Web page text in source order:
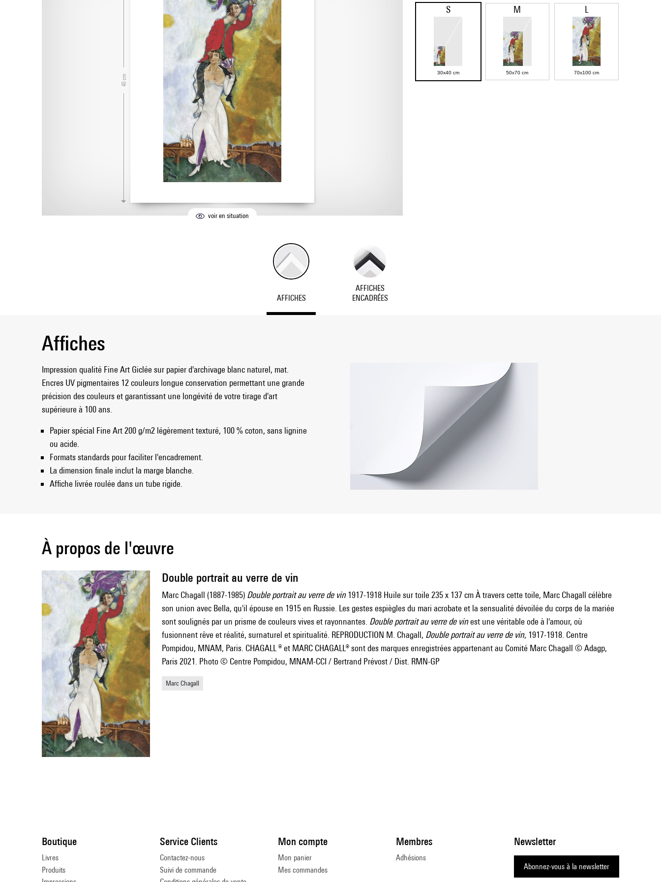
40 cm
voir en situation
S
30x40 cm
M
50x70 cm
L
70x100 cm
AFFICHES
AFFICHES
ENCADRÉES
Affiches
Impression qualité Fine Art Giclée sur papier d'archivage blanc naturel, mat.
Encres UV pigmentaires 12 couleurs longue conservation permettant une grande
précision des couleurs et garantissant une longévité de votre tirage d'art
supérieure à 100 ans.
Papier spécial Fine Art 200 g/m2 légèrement texturé, 100 % coton, sans lignine
ou acide.
Formats standards pour faciliter l'encadrement.
La dimension finale inclut la marge blanche.
Affiche livrée roulée dans un tube rigide.
À propos de l'œuvre
Double portrait au verre de vin
Marc Chagall (1887-1985) Double portrait au verre de vin1917-1918 Huile sur toile 235 x 137 cm À travers cette toile, Marc Chagall célèbre
son union avec Bella, qu'il épouse en 1915 en Russie. Les gestes espiègles du mari acrobate et la sensualité dévoilée du corps de la mariée
sont soulignés par un prisme de couleurs vives et rayonnantes. Double portrait au verre de vinest une véritable ode à l'amour, où
fusionnent rêve et réalité, surnaturel et spiritualité. REPRODUCTION M. Chagall, Double portrait au verre de vin, 1917-1918. Centre
Pompidou, MNAM, Paris. CHAGALL ® et MARC CHAGALL® sont des marques enregistrées appartenant au Comité Marc Chagall © Adagp,
Paris 2021. Photo © Centre Pompidou, MNAM-CCI / Bertrand Prévost / Dist. RMN-GP
Marc Chagall
Boutique
Livres
Produits
Newsletter
Abonnez-vous à la newsletter
Service Clients
Contactez-nous
Suivi de commande
Mon compte
Mon panier
Mes commandes
Membres
Adhésions